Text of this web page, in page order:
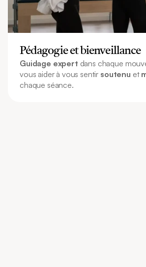
Pédagogie et bienveillance
Guidage expert dans chaque
vous aider à vous sentir soutenu et
chaque séance.